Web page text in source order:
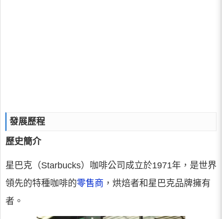
發展歷程
歷史簡介
星巴克（Starbucks）咖啡公司成立於1971年，是世界
領先的特種咖啡的零售商 ，烘焙者和星巴克品牌擁有
者。